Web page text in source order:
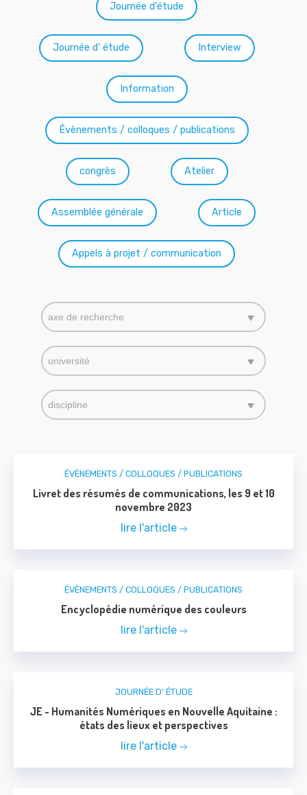
Journée d'étude
Journée d' étude Interview
Information
Évènements / colloques / publications
congrès Atelier
Assemblée générale Article
Appels à projet / communication
Axe de recherche
Sélectionnez le contenu
Sélectionnez le contenu
Université
Sélectionnez le contenu
Sélectionnez le contenu
Discipline
Sélectionnez le contenu
Sélectionnez le contenu
ÉVÈNEMENTS / COLLOQUES / PUBLICATIONS
Livret des résumés de communications, les 9 et 10
novembre 2023
lire l'article
ÉVÈNEMENTS / COLLOQUES / PUBLICATIONS
Encyclopédie numérique des couleurs
lire l'article
JOURNÉE D' ÉTUDE
JE - Humanités Numériques en Nouvelle Aquitaine :
états des lieux et perspectives
lire l'article